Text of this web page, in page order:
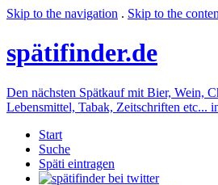
Skip to the navigation . Skip to the
spätifinder.de
Den nächsten Spätkauf mit Bier, Wein,
Lebensmittel, Tabak, Zeitschriften etc...
Start
Suche
Späti eintragen